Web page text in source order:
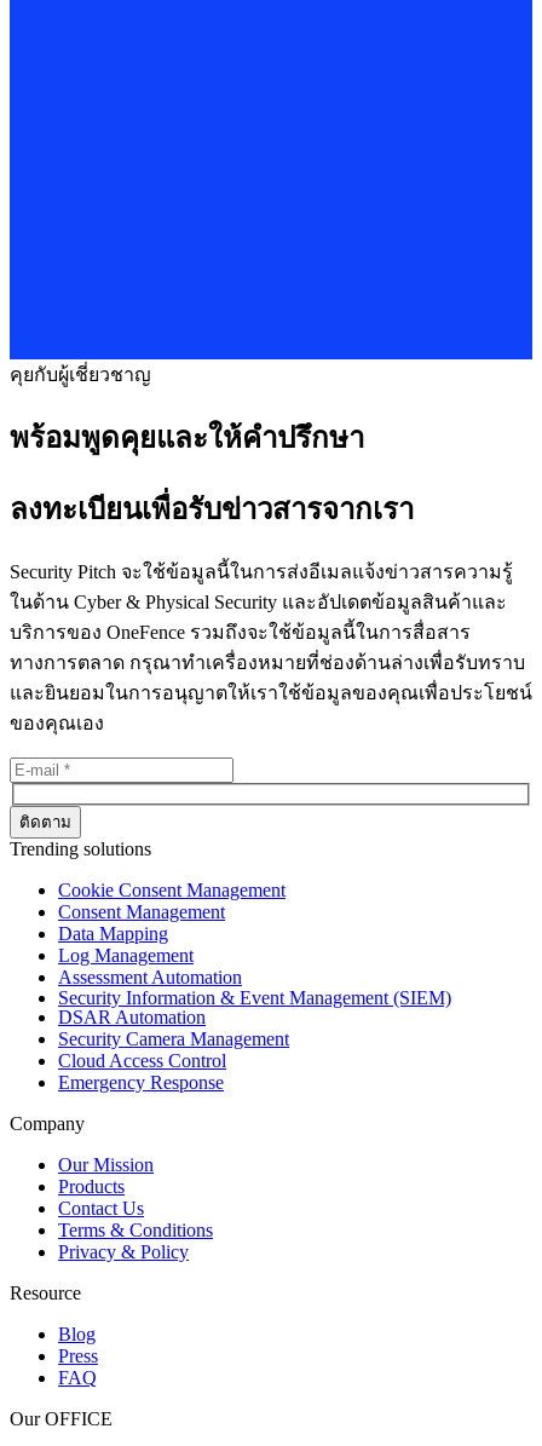
คุยกับผู้เชี่ยวชาญ
พร้อมพูดคุยและให้คำปรึกษา
ลงทะเบียนเพื่อรับข่าวสารจากเรา
Security Pitch จะใช้ข้อมูลนี้ในการส่งอีเมลแจ้งข่าวสารความรู้
ในด้าน Cyber & Physical Security และอัปเดตข้อมูลสินค้าและ
บริการของ OneFence รวมถึงจะใช้ข้อมูลนี้ในการสื่อสาร
ทางการตลาด กรุณาทำเครื่องหมายที่ช่องด้านล่างเพื่อรับทราบ
และยินยอมในการอนุญาตให้เราใช้ข้อมูลของคุณเพื่อประโยชน์
ของคุณเอง
Trending solutions
Cookie Consent Management
Consent Management
Data Mapping
Log Management
Assessment Automation
Security Information & Event Management (SIEM)
DSAR Automation
Security Camera Management
Cloud Access Control
Emergency Response
Company
Our Mission
Products
Contact Us
Terms & Conditions
Privacy & Policy
Resource
Blog
Press
FAQ
Our OFFICE